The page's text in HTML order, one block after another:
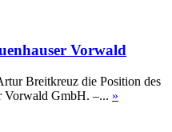
Vorwald
Breitkreuz die Position des
Vorwald GmbH. –... »